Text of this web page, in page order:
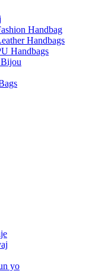
Handbag
Handbags
Handbags
yo